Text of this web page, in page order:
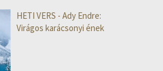
HETI VERS - Ady Endre:
Virágos karácsonyi ének